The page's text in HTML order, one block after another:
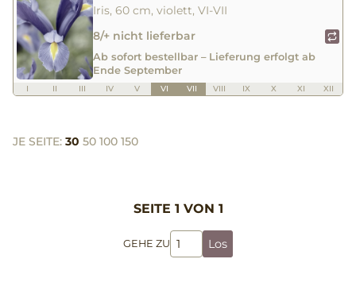
Iris, 60 cm, violett, VI-VII
8/+ nicht lieferbar
Ab sofort bestellbar – Lieferung erfolgt ab
Ende September
I II III IV V VI VII VIII IX X XI XII
JE SEITE: 30 50 100 150
SEITE 1 VON 1
GEHE ZU Los